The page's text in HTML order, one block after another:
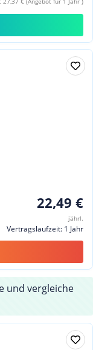
22,49 €
jährl.
Vertragslaufzeit: 1 Jahr
und vergleiche